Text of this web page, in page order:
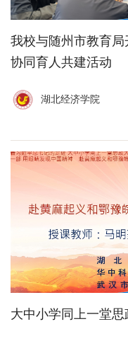
我校与随州市教育
协同育人共建活动
湖北经济学院
大中小学同上一堂思